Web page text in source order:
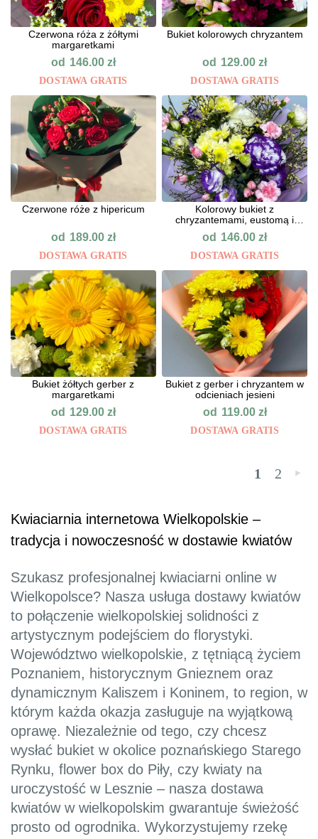
Czerwona róża z żółtymi
margaretkami
od 146.00 zł
DOSTAWA GRATIS
Bukiet kolorowych chryzantem
od 129.00zł
DOSTAWA GRATIS
Сzerwone róże z hipericum
od 189.00 zł
DOSTAWA GRATIS
Kolorowy bukiet z
chryzantemami, eustomą i
goździkam
od 146.00zł
DOSTAWA GRATIS
Bukiet żółtych gerber z
margaretkami
od 129.00 zł
DOSTAWA GRATIS
Bukiet z gerber i chryzantem w
odcieniach jesieni
od 119.00 zł
DOSTAWA GRATIS
1 2 »
Kwiaciarnia internetowa Wielkopolskie –
tradycja i nowoczesność w dostawie kwiatów
Szukasz profesjonalnej kwiaciarni online w
Wielkopolsce? Nasza usługa dostawy kwiatów
to połączenie wielkopolskiej solidności z
artystycznym podejściem do florystyki.
Województwo wielkopolskie, z tętniącą życiem
Poznaniem, historycznym Gnieznem oraz
dynamicznym Kaliszem i Koninem, to region, w
którym każda okazja zasługuje na wyjątkową
oprawę. Niezależnie od tego, czy chcesz
wysłać bukiet w okolice poznańskiego Starego
Rynku, flower box do Piły, czy kwiaty na
uroczystość w Lesznie – nasza dostawa
kwiatów w wielkopolskim gwarantuje świeżość
prosto od ogrodnika. Wykorzystujemy rzekę